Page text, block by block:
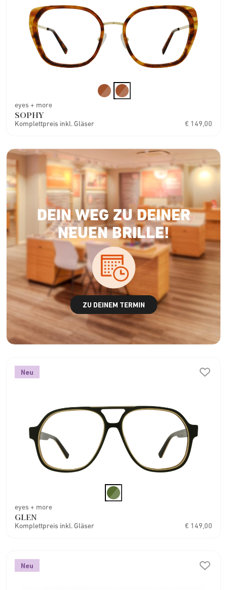
eyes + more
SOPHY
Komplettpreis inkl. Gläser € 149,00
DEIN WEG ZU DEINER
NEUEN BRILLE!
ZU DEINEM TERMIN
Neu
eyes + more
GLEN
Komplettpreis inkl. Gläser € 149,00
Neu